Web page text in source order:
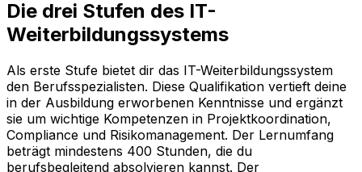
Die drei Stufen des IT-
Weiterbildungssystems
Als erste Stufe bietet dir das IT-Weiterbildungssystem
den Berufsspezialisten. Diese Qualifikation vertieft deine
in der Ausbildung erworbenen Kenntnisse und ergänzt
sie um wichtige Kompetenzen in Projektkoordination,
Compliance und Risikomanagement. Der Lernumfang
beträgt mindestens 400 Stunden, die du
berufsbegleitend absolvieren kannst. Der